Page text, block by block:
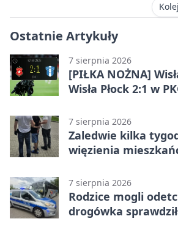
Ostatnie Artykuły
7 sierpnia 2026
[PIŁKA NOŻNA]
Wisła Płock 2:1 w
rozstrzygnęli mecz
7 sierpnia 2026
Zaledwie kilka
więzienia
7 sierpnia 2026
Rodzice mogli
drogówka